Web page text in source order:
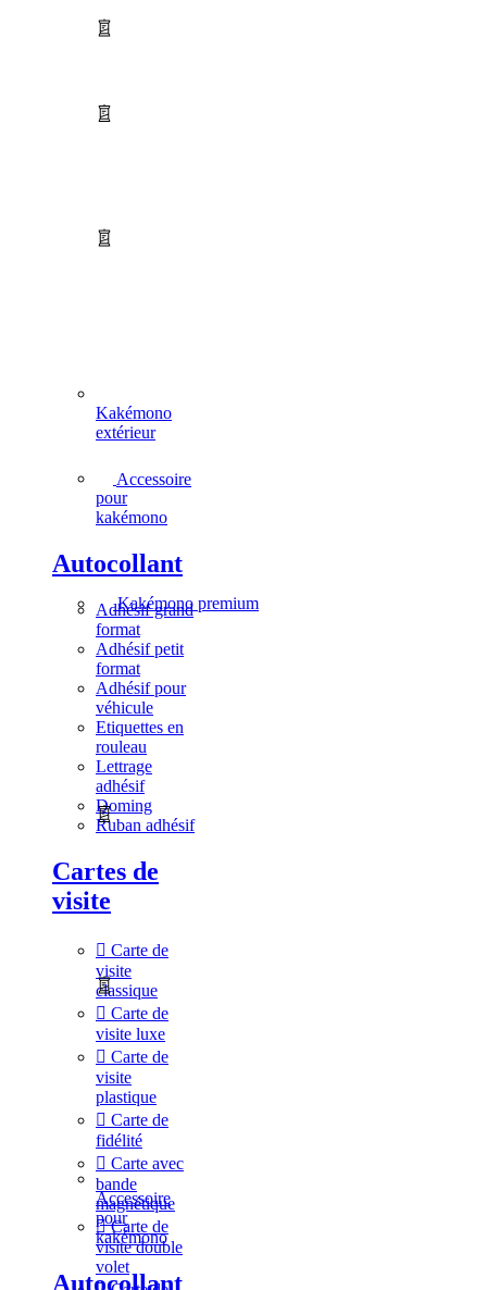
Accessoire
pour
kakémono
Autocollant
Adhésif grand
format
Adhésif petit
format
Adhésif pour
véhicule
Etiquettes en
rouleau
Lettrage
adhésif
Doming
Ruban adhésif
Cartes de
visite
Carte de
visite
classique
Carte de
visite luxe
Carte de
visite
plastique
Carte de
fidélité
Carte avec
bande
magnétique
Carte de
visite double
volet
Kakémono
extérieur
Accessoire
pour
kakémono
Autocollant
Kakémono premium